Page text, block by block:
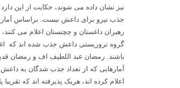
نیز نشان داده می شوند، حکایت از این
جذب نیرو برای داعش نیست. براساس
رهبران داغستان و چچنستان اعلام می
گروه تروریستی داعش جذب شده اند که
باشند. رمضان عبد اللطیف اف و رمضان
آمارهایی که از تعداد جذب شدگان به
اعلام کرده اند، هریک پذیرفته اند که